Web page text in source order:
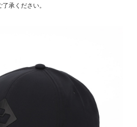
承ください。